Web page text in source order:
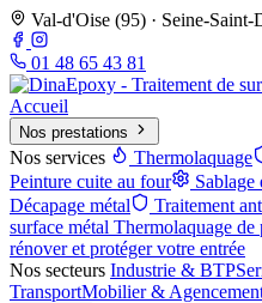
Val-d'Oise (95) · Seine-Saint-
01 48 65 43 81
Accueil
Nos prestations
Nos services Thermolaquage
Peinture cuite au four
Sablage
Décapage métal
Traitement
surface métal Thermolaquage
rénover et protéger votre entrée
Nos secteurs Industrie & BTP
TransportMobilier &